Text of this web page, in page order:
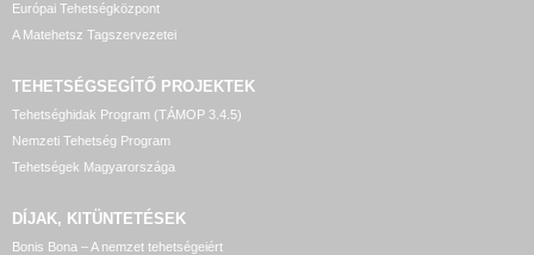
Európai Tehetségközpont
A Matehetsz Tagszervezetei
TEHETSÉGSEGÍTŐ PROJEKTEK
Tehetséghidak Program (TÁMOP 3.4.5)
Nemzeti Tehetség Program
Tehetségek Magyarországa
DÍJAK, KITÜNTETÉSEK
Bonis Bona – A nemzet tehetségeiért